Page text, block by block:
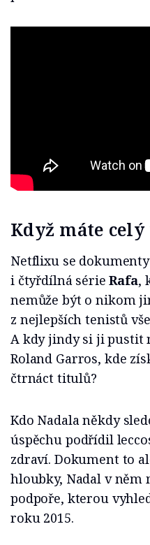
Když máte celý
Netflixu se
i čtyřdílná sérieRafa,
nemůže být o nikom
z nejlepších tenistů
A kdy jindy si ji pustit
Roland Garros, kde
čtrnáct titulů?
Kdo Nadala někdy
úspěchu podřídil
zdraví. Dokument to
hloubky, Nadal v
podpoře, kterou
roku 2015.